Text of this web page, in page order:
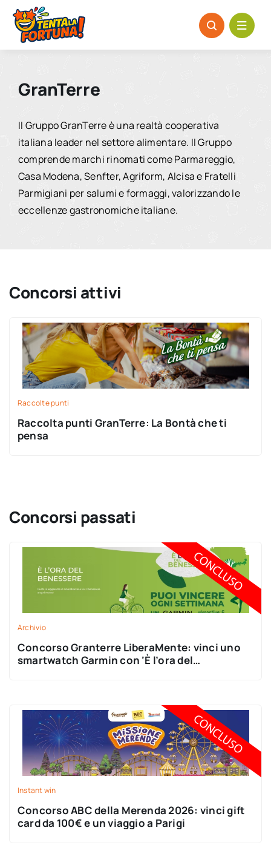
Salta
contenuto
GranTerre
Il Gruppo GranTerre è una realtà cooperativa
italiana leader nel settore alimentare. Il Gruppo
comprende marchi rinomati come Parmareggio,
Casa Modena, Senfter, Agriform, Alcisa e Fratelli
Parmigiani per salumi e formaggi, valorizzando le
eccellenze gastronomiche italiane.
Concorsi attivi
Raccolte punti
Raccolta punti GranTerre: La Bontà che ti
pensa
Concorsi passati
Archivio
Concorso Granterre LiberaMente: vinci uno
smartwatch Garmin con ‘È l’ora del
Instant win
Concorso ABC della Merenda 2026: vinci gift
card da 100€ e un viaggio a Parigi